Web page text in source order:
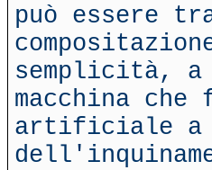
può essere
semplicità, a
macchina
artificiale a